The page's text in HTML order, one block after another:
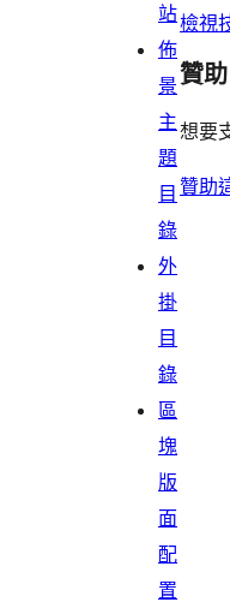
檢視
贊助
想要
贊助
站
佈
景
主
題
目
錄
外
掛
目
錄
區
塊
版
面
配
置